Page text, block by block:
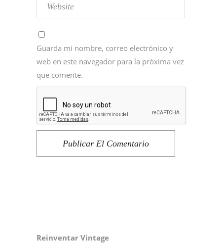
Guarda mi nombre, correo electrónico y
web en este navegador para la próxima vez
que comente.
Publicar El Comentario
Reinventar Vintage